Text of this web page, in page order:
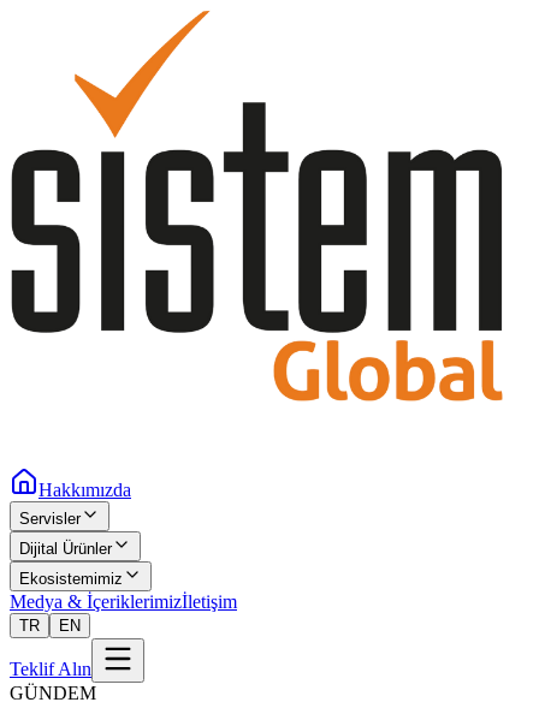
Hakkımızda
Servisler
Dijital Ürünler
Ekosistemimiz
Medya & İçeriklerimizİletişim
TR EN
Teklif Alın
GÜNDEM